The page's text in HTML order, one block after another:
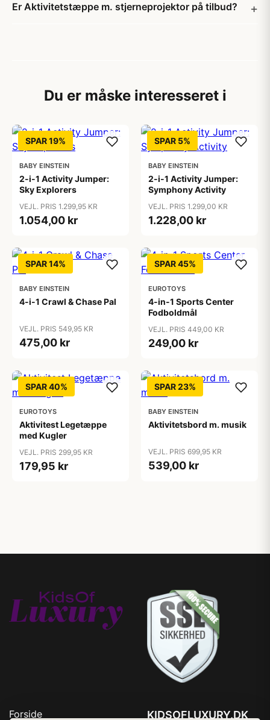
Er Aktivitetstæppe m. stjerneprojektor på tilbud?
Du er måske interesseret i
SPAR 19%
BABY EINSTEIN
2-i-1 Activity Jumper:
Sky Explorers
VEJL. PRIS 1.299,95 KR
1.054,00 kr
SPAR 5%
BABY EINSTEIN
2-i-1 Activity Jumper:
Symphony Activity
VEJL. PRIS 1.299,00 KR
1.228,00 kr
SPAR 14%
BABY EINSTEIN
4-i-1 Crawl & Chase Pal
VEJL. PRIS 549,95 KR
475,00 kr
SPAR 45%
EUROTOYS
4-in-1 Sports Center
Fodboldmål
VEJL. PRIS 449,00 KR
249,00 kr
SPAR 40%
EUROTOYS
Aktivitest Legetæppe
med Kugler
VEJL. PRIS 299,95 KR
179,95 kr
SPAR 23%
BABY EINSTEIN
Aktivitetsbord m. musik
VEJL. PRIS 699,95 KR
539,00 kr
Forside KIDSOFLUXURY.DK